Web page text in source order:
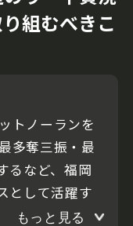
組むべきこ
トノーランを
多奪三振・最
るなど、福岡
として活躍す
もっと見る